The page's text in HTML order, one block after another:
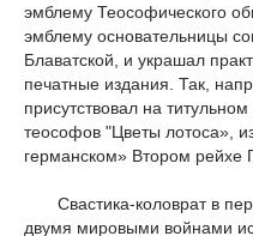
эмблему Теософического
эмблему основательницы
Блаватской, и украшал
печатные издания. Так,
присутствовал на
теософов "Цветы лотоса»,
германском» Втором рейхе
Свастика-коловрат в
двумя мировыми войнами